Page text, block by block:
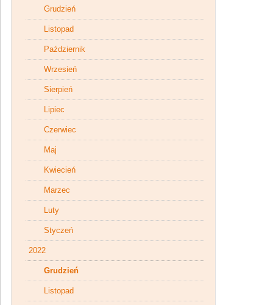
Grudzień
Listopad
Październik
Wrzesień
Sierpień
Lipiec
Czerwiec
Maj
Kwiecień
Marzec
Luty
Styczeń
2022
Grudzień
Listopad